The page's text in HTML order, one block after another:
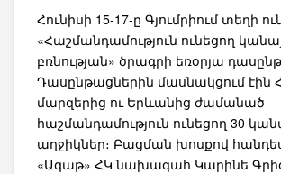
Հունիսի 15-17-ը Գյումրիում տեղի
«Հաշմանդամություն ունեցող
բռնության» ծրագրի եռօրյա
Դասընթացներին մասնակցում էին
մարզերից ու Երևանից ժամանած
հաշմանդամություն ունեցող 30
աղջիկներ։ Բացման խոսքով
«Ագաթ» ՀԿ նախագահ Կարինե